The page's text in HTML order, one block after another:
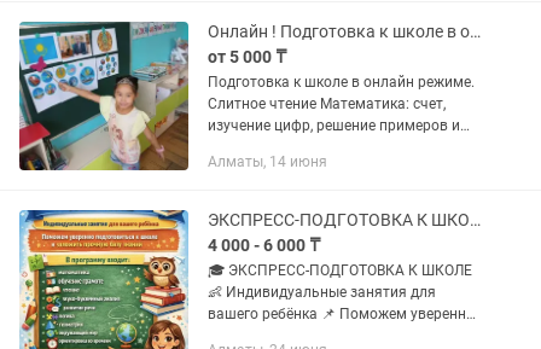
Онлайн ! Подготовка к школе в онлайн режиме
от 5 000 ₸
Подготовка к школе в онлайн режиме.
Слитное чтение Математика: счет,
изучение цифр, решение примеров и
Грамота: знакомство с буквами и
Алматы, 14 июня
ЭКСПРЕСС-ПОДГОТОВКА К ШКОЛЕ
4 000 - 6 000 ₸
🎓 ЭКСПРЕСС-ПОДГОТОВКА К ШКОЛЕ
👶 Индивидуальные занятия для
вашего ребёнка 📌 Поможем уверенно